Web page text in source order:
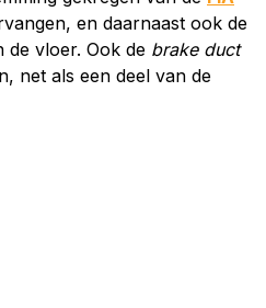
en daarnaast ook de
de vloer. Ook de brake duct
net als een deel van de